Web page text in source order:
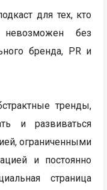
для тех, кто
без
бренда, PR и
тренды,
и развиваться
ограниченными
и постоянно
страница